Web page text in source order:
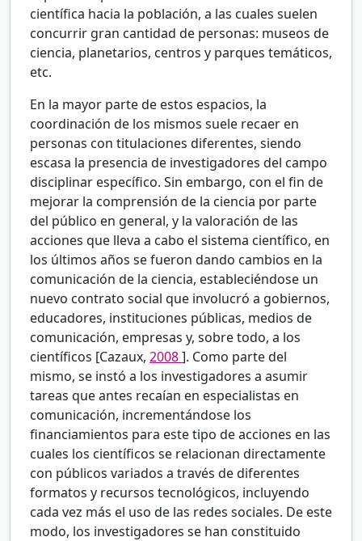
científica hacia la población, a las cuales suelen
concurrir gran cantidad de personas: museos de
ciencia, planetarios, centros y parques temáticos,
etc.
En la mayor parte de estos espacios, la
coordinación de los mismos suele recaer en
personas con titulaciones diferentes, siendo
escasa la presencia de investigadores del campo
disciplinar específico. Sin embargo, con el fin de
mejorar la comprensión de la ciencia por parte
del público en general, y la valoración de las
acciones que lleva a cabo el sistema científico, en
los últimos años se fueron dando cambios en la
comunicación de la ciencia, estableciéndose un
nuevo contrato social que involucró a gobiernos,
educadores, instituciones públicas, medios de
comunicación, empresas y, sobre todo, a los
científicos [Cazaux, 2008]. Como parte del
mismo, se instó a los investigadores a asumir
tareas que antes recaían en especialistas en
comunicación, incrementándose los
financiamientos para este tipo de acciones en las
cuales los científicos se relacionan directamente
con públicos variados a través de diferentes
formatos y recursos tecnológicos, incluyendo
cada vez más el uso de las redes sociales. De este
modo, los investigadores se han constituido